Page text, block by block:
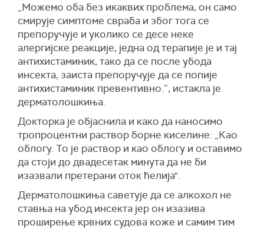
„Можемо оба без икаквих проблема, он само
смирује симптоме свраба и због тога се
препоручује и уколико се десе неке
алергијске реакције, једна од терапије је и тај
антихистаминик, тако да се после убода
инсекта, заиста препоручује да се попије
антихистаминик превентивно.”, истакла је
дерматолошкиња.
Докторка је објаснила и како да наносимо
тропроцентни раствор борне киселине: „Као
облогу. То је раствор и као облогу и оставимо
да стоји до двадесетак минута да не би
изазвали претерани оток ћелија".
Дерматолошкиња саветује да се алкохол не
ставња на убод инсекта јер он изазива
проширење крвних судова коже и самим тим